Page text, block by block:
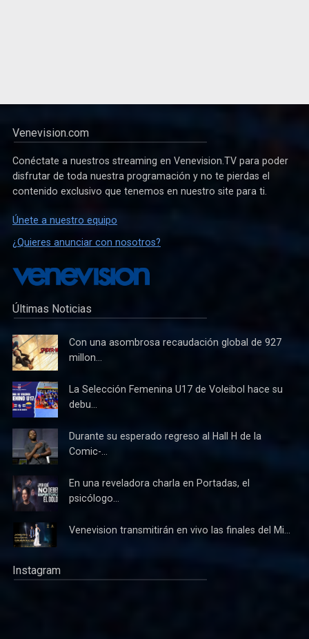
Venevision.com
Conéctate a nuestros streaming en Venevision.TV para poder
disfrutar de toda nuestra programación y no te pierdas el
contenido exclusivo que tenemos en nuestro site para ti.
Únete a nuestro equipo
¿Quieres anunciar con nosotros?
Últimas Noticias
Con una asombrosa recaudación global de 927
millon...
La Selección Femenina U17 de Voleibol hace su
debu...
Durante su esperado regreso al Hall H de la
Comic-...
En una reveladora charla en Portadas, el
psicólogo...
Venevision transmitirán en vivo las finales del Mi...
Instagram